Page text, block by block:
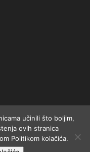
Hrvatske,
učinili što boljim,
ovih stranica
Politikom kolačića.